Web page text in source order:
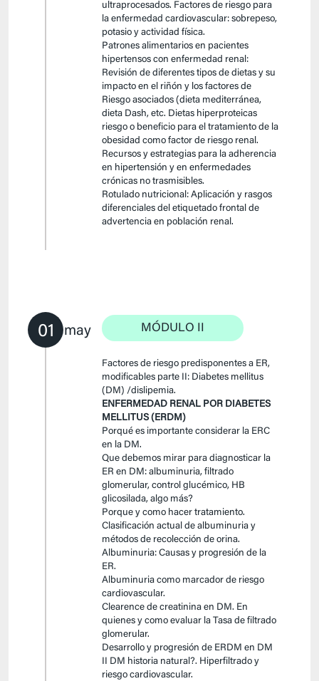
ultraprocesados. Factores de riesgo para
la enfermedad cardiovascular: sobrepeso,
potasio y actividad física.
Patrones alimentarios en pacientes
hipertensos con enfermedad renal:
Revisión de diferentes tipos de dietas y su
impacto en el riñón y los factores de
Riesgo asociados (dieta mediterránea,
dieta Dash, etc. Dietas hiperproteicas
riesgo o beneficio para el tratamiento de la
obesidad como factor de riesgo renal.
Recursos y estrategias para la adherencia
en hipertensión y en enfermedades
crónicas no trasmisibles.
Rotulado nutricional: Aplicación y rasgos
diferenciales del etiquetado frontal de
advertencia en población renal.
01 may MÓDULO II
Factores de riesgo predisponentes a ER,
modificables parte II: Diabetes mellitus
(DM) /dislipemia.
ENFERMEDAD RENAL POR DIABETES
MELLITUS (ERDM)
Porqué es importante considerar la ERC
en la DM.
Que debemos mirar para diagnosticar la
ER en DM: albuminuria, filtrado
glomerular, control glucémico, HB
glicosilada, algo más?
Porque y como hacer tratamiento.
Clasificación actual de albuminuria y
métodos de recolección de orina.
Albuminuria: Causas y progresión de la
ER.
Albuminuria como marcador de riesgo
cardiovascular.
Clearence de creatinina en DM. En
quienes y como evaluar la Tasa de filtrado
glomerular.
Desarrollo y progresión de ERDM en DM
II DM historia natural?. Hiperfiltrado y
riesgo cardiovascular.